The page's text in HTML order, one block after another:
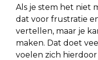
Als je stem het niet
dat voor frustratie
vertellen, maar je
maken. Dat doet
voelen zich